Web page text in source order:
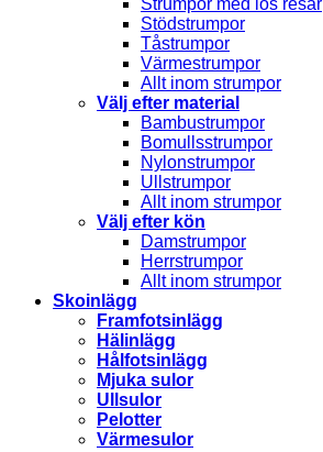
Stödstrumpor
Tåstrumpor
Värmestrumpor
Allt inom strumpor
Välj efter material
Bambustrumpor
Bomullsstrumpor
Nylonstrumpor
Ullstrumpor
Allt inom strumpor
Välj efter kön
Damstrumpor
Herrstrumpor
Allt inom strumpor
Skoinlägg
Framfotsinlägg
Hälinlägg
Hålfotsinlägg
Mjuka sulor
Ullsulor
Pelotter
Värmesulor